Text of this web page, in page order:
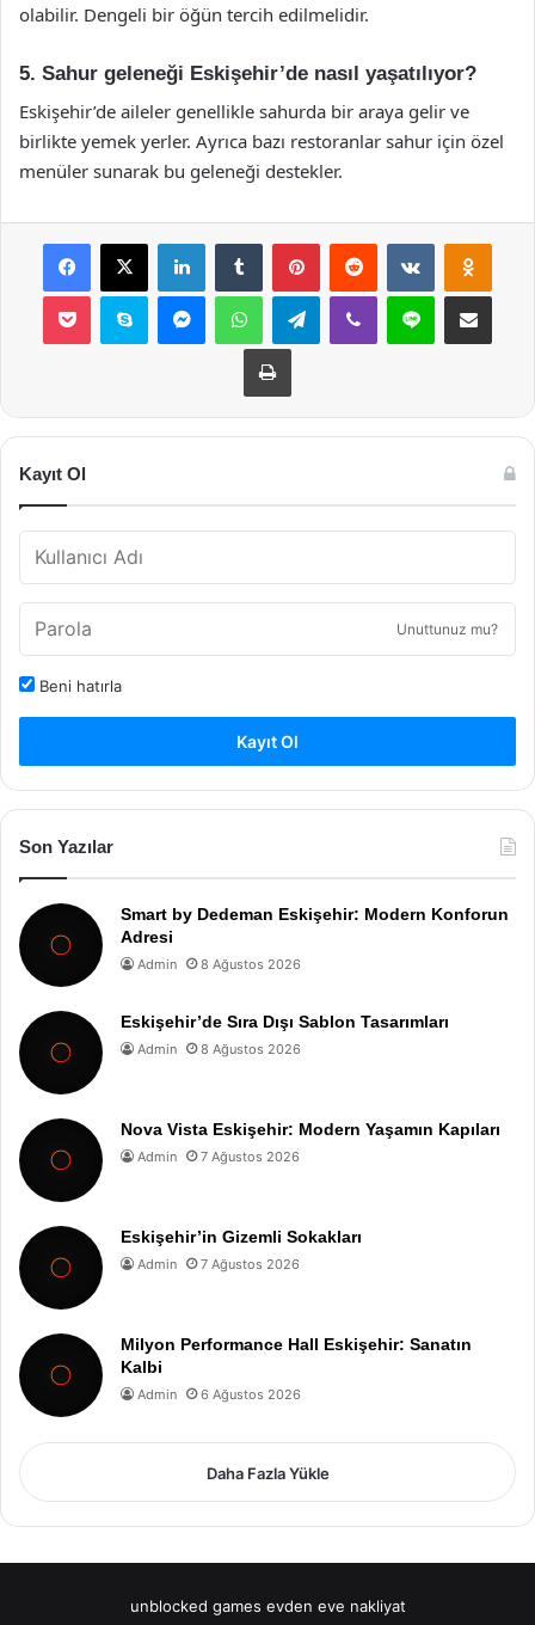
olabilir. Dengeli bir öğün tercih edilmelidir.
5. Sahur geleneği Eskişehir’de nasıl yaşatılıyor?
Eskişehir’de aileler genellikle sahurda bir araya gelir ve
birlikte yemek yerler. Ayrıca bazı restoranlar sahur için özel
menüler sunarak bu geleneği destekler.
Facebook
X LinkedInTumblr PinterestReddit VKontakte
Pocket Skype MessengerWhatsAppTelegramViber Line E-Posta ile
Yazdır
Kayıt Ol
Unuttunuz mu?
Beni hatırla
Kayıt Ol
Son Yazılar
Smart by Dedeman Eskişehir: Modern Konforun
Adresi
Admin 8 Ağustos 2026
Eskişehir’de Sıra Dışı Sablon Tasarımları
Admin 8 Ağustos 2026
Nova Vista Eskişehir: Modern Yaşamın Kapıları
Admin 7 Ağustos 2026
Eskişehir’in Gizemli Sokakları
Admin 7 Ağustos 2026
Milyon Performance Hall Eskişehir: Sanatın
Kalbi
Admin 6 Ağustos 2026
Daha Fazla Yükle
unblocked games evden eve nakliyat